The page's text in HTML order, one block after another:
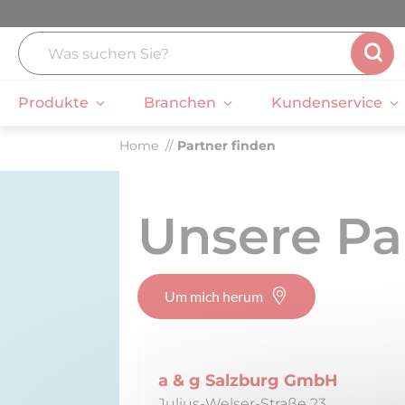
Produkte
MetaTherm VacuTherm
Branchen
Gemeinschaftsverpflegung
Airline Catering
Kundenservice
Technischer Service
Downloads
Home Partner finden
Unsere
Um mich herum
a & g Salzburg GmbH